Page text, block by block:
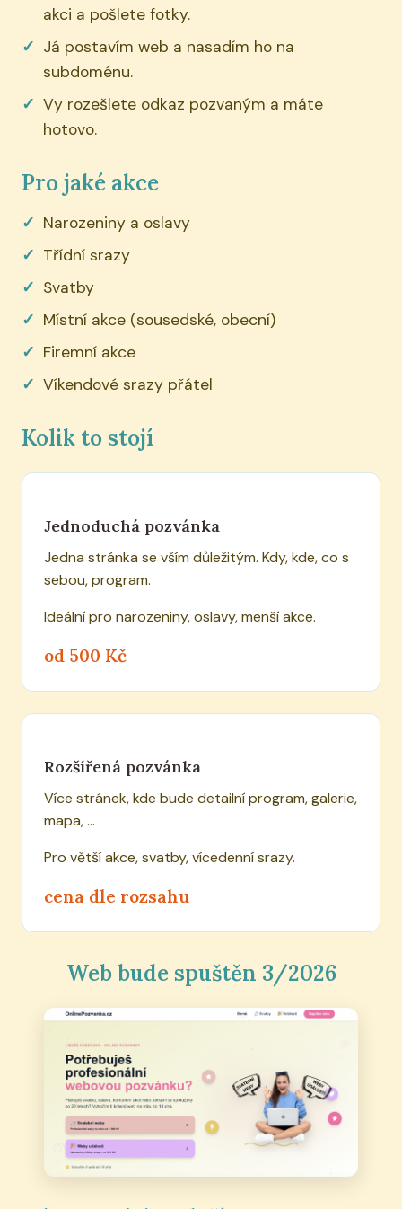
akci a pošlete fotky.
Já postavím web a nasadím ho na
subdoménu.
Vy rozešlete odkaz pozvaným a máte
hotovo.
Pro jaké akce
Narozeniny a oslavy
Třídní srazy
Svatby
Místní akce (sousedské, obecní)
Firemní akce
Víkendové srazy přátel
Kolik to stojí
Jednoduchá pozvánka
Jedna stránka se vším důležitým. Kdy, kde, co s
sebou, program.
Ideální pro narozeniny, oslavy, menší akce.
od 500 Kč
Rozšířená pozvánka
Více stránek, kde bude detailní program, galerie,
mapa, ...
Pro větší akce, svatby, vícedenní srazy.
cena dle rozsahu
Web bude spuštěn 3/2026